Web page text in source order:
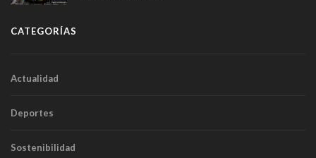
CATEGORÍAS
Actualidad
Deportes
Sostenibilidad